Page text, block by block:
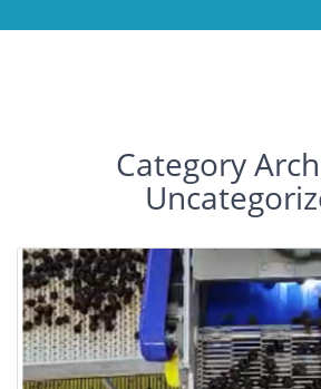
Category